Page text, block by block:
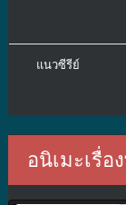
แนวซีรีย์
อนิเมะเรื่